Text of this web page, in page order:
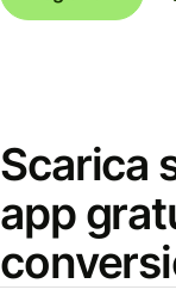
Scarica
app